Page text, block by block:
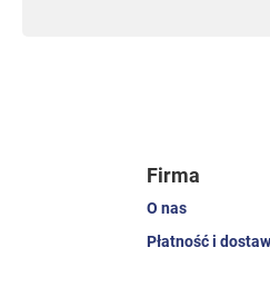
Firma
O nas
Płatność i